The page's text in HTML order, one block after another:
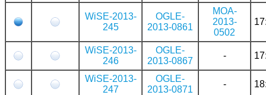
WiSE-2013-
245
OGLE-
2013-0861
MOA-
2013-
0502
WiSE-2013-
246
OGLE-
2013-0867
-
WiSE-2013-
247
OGLE-
2013-0871
-